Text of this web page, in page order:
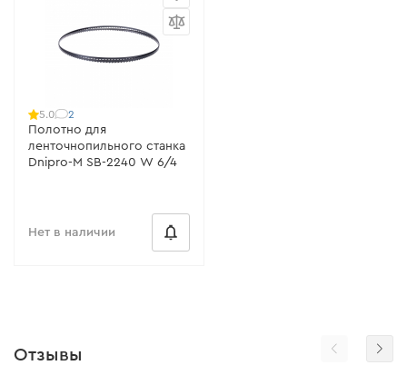
5.0 2
Полотно для
ленточнопильного станка
Dnipro-M SB-2240 W 6/4
Нет в наличии
Отзывы